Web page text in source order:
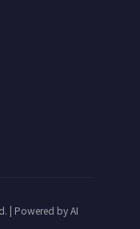
| Powered byAI